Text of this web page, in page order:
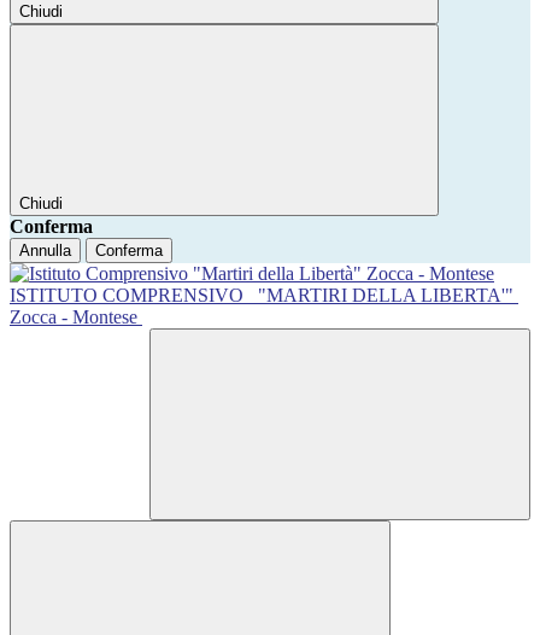
Chiudi
Chiudi
Conferma
Annulla Conferma
ISTITUTO COMPRENSIVO
"MARTIRI DELLA LIBERTA'"
Zocca - Montese